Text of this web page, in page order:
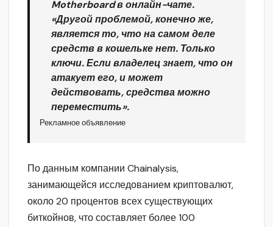
Motherboard в онлайн-чате.
«Другой проблемой, конечно же,
является то, что на самом деле
средств в кошельке нет. Только
ключи. Если владелец знает, что он
атакует его, и может
действовать, средства можно
переместить».
Рекламное объявление
По данным компании Chainalysis,
занимающейся исследованием криптовалют,
около 20 процентов всех существующих
биткойнов, что составляет более 100